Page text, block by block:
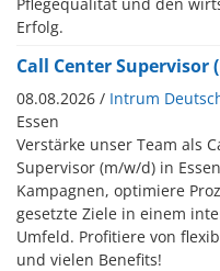
Erfolg.
Call Center Supervisor
08.08.2026 / Intrum
Essen
Verstärke unser Team als
Supervisor (m/w/d) in
Kampagnen, optimiere
gesetzte Ziele in einem
Umfeld. Profitiere von
und vielen Benefits!